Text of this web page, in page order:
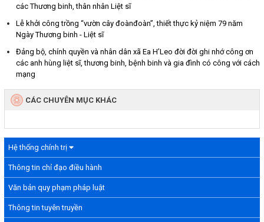
Hệ thống chính trị
Thông tin chỉ đạo điều hành
Văn bản quy phạm pháp luật
Thông tin tuyên truyền
các Thương binh, thân nhân Liệt sĩ
Lễ khởi công trồng “vườn cây đoànđoàn”, thiết thực kỷ niệm 79 năm
Ngày Thương binh - Liệt sĩ
Đảng bộ, chính quyền và nhân dân xã Ea H’Leo đời đời ghi nhớ công ơn
các anh hùng liệt sĩ, thương binh, bệnh binh và gia đình có công với cách
mạng
CÁC CHUYÊN MỤC KHÁC